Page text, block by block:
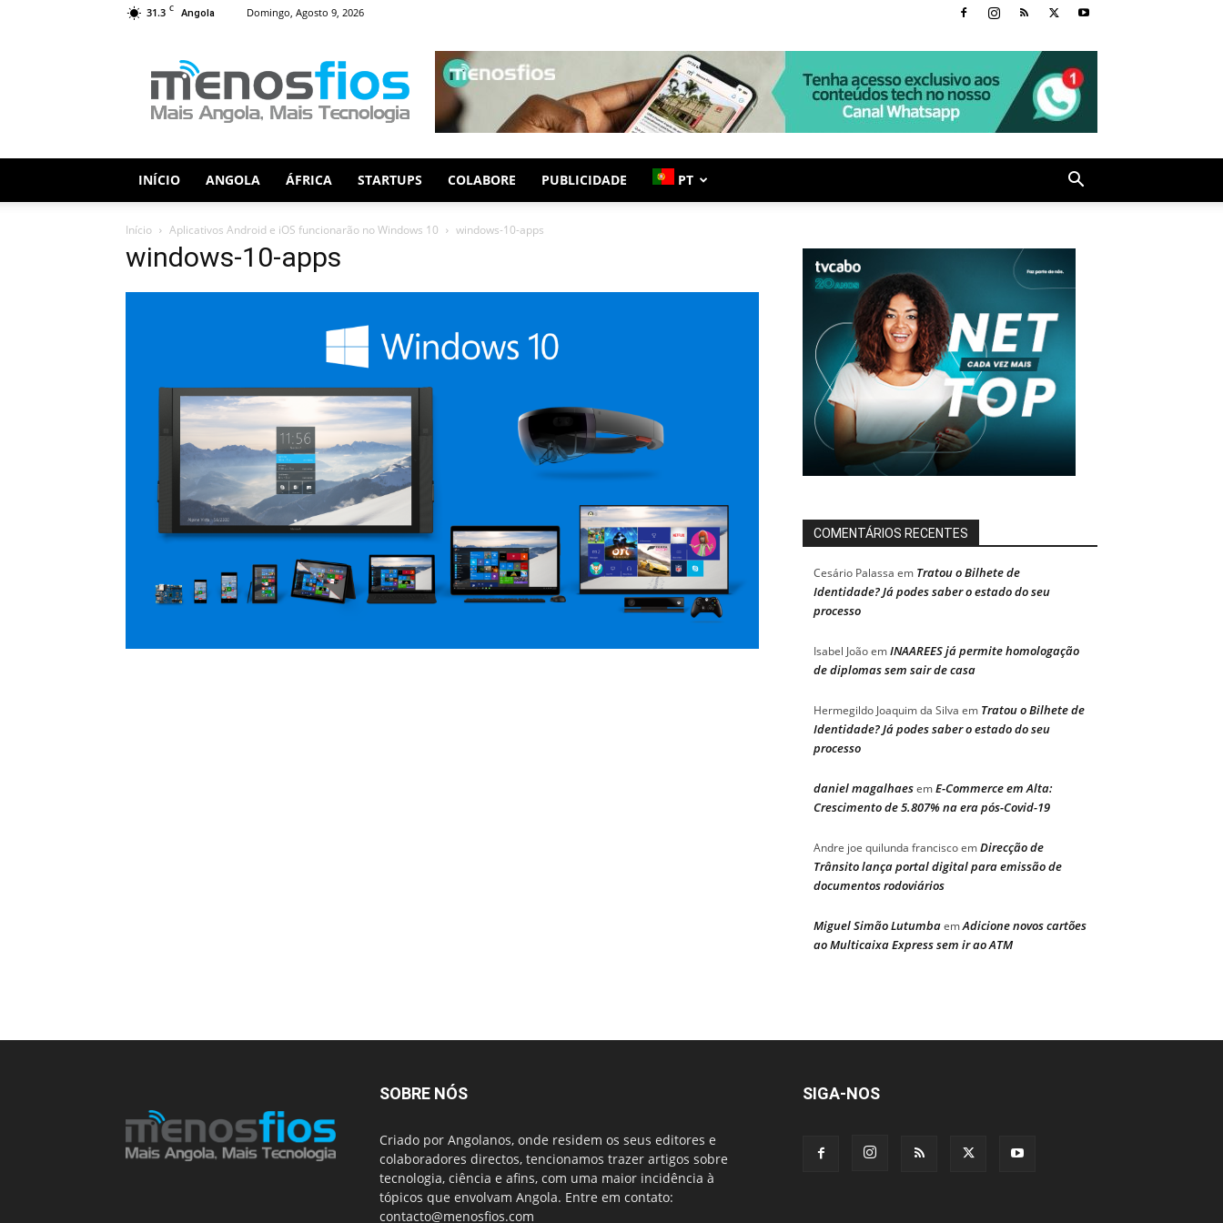
31.3 C Angola Domingo, Agosto 9, 2026
Fios
INÍCIO ANGOLA ÁFRICA STARTUPS COLABORE PUBLICIDADE PT
Início Aplicativos Android e iOS funcionarão no Windows 10 windows-10-apps
windows-10-apps
COMENTÁRIOS RECENTES
Cesário Palassa em Tratou o Bilhete de
Identidade? Já podes saber o estado do seu
processo
Isabel JoãoemINAAREES já permite homologação
de diplomas sem sair de casa
Hermegildo Joaquim da Silva em Tratou o Bilhete de
Identidade? Já podes saber o estado do seu
processo
daniel magalhaesemE-Commerce em Alta:
Crescimento de 5.807% na era pós-Covid-19
Andre joe quilunda franciscoemDirecção de
Trânsito lança portal digital para emissão de
documentos rodoviários
Miguel Simão LutumbaemAdicione novos cartões
ao Multicaixa Express sem ir ao ATM
SOBRE NÓS
Criado por Angolanos, onde residem os seus editores e
colaboradores directos, tencionamos trazer artigos sobre
tecnologia, ciência e afins, com uma maior incidência à
tópicos que envolvam Angola. Entre em contato:
contacto@menosfios.com
SIGA-NOS